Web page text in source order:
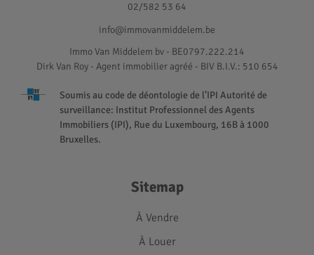
02/582 53 64
info@immovanmiddelem.be
Immo Van Middelem bv - BE0797.222.214
Dirk Van Roy - Agent immobilier agréé - BIV B.I.V.: 510 654
Soumis au code de déontologie de l’IPI Autorité de
surveillance: Institut Professionnel des Agents
Immobiliers (IPI), Rue du Luxembourg, 16B à 1000
Bruxelles.
Sitemap
À Vendre
À Louer